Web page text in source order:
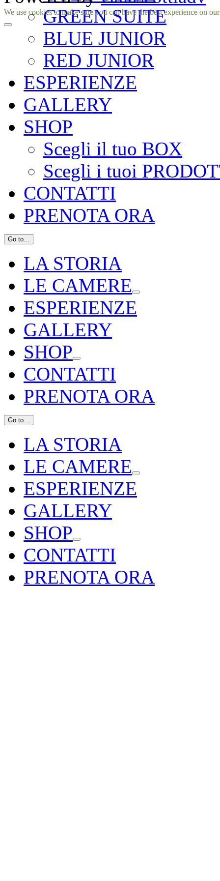
GREEN SUITE
BLUE JUNIOR
RED JUNIOR
ESPERIENZE
GALLERY
SHOP
Scegli il tuo BOX
Scegli i tuoi
CONTATTI
PRENOTA ORA
Go to...
LA STORIA
LE CAMERE
ESPERIENZE
GALLERY
SHOP
CONTATTI
PRENOTA ORA
Go to...
LA STORIA
LE CAMERE
ESPERIENZE
GALLERY
SHOP
CONTATTI
PRENOTA ORA
Facebook
Instagram
We use cookies to make sure you can have the best experience on